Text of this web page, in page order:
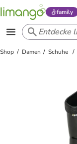
family
Shop Damen Schuhe